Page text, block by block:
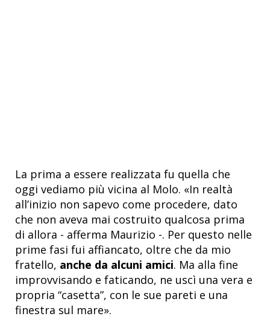
La prima a essere realizzata fu quella che
oggi vediamo più vicina al Molo. «In realtà
all’inizio non sapevo come procedere, dato
che non aveva mai costruito qualcosa prima
di allora - afferma Maurizio -. Per questo nelle
prime fasi fui affiancato, oltre che da mio
fratello, anche da alcuni amici. Ma alla fine
improvvisando e faticando, ne uscì una vera e
propria “casetta”, con le sue pareti e una
finestra sul mare».